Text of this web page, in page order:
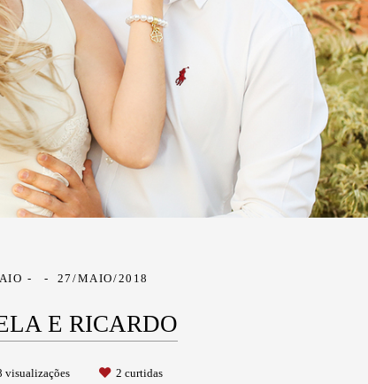
27/MAIO/2018
E RICARDO
visualizações 2 curtidas